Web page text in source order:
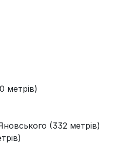
метрів)
(332 метрів)